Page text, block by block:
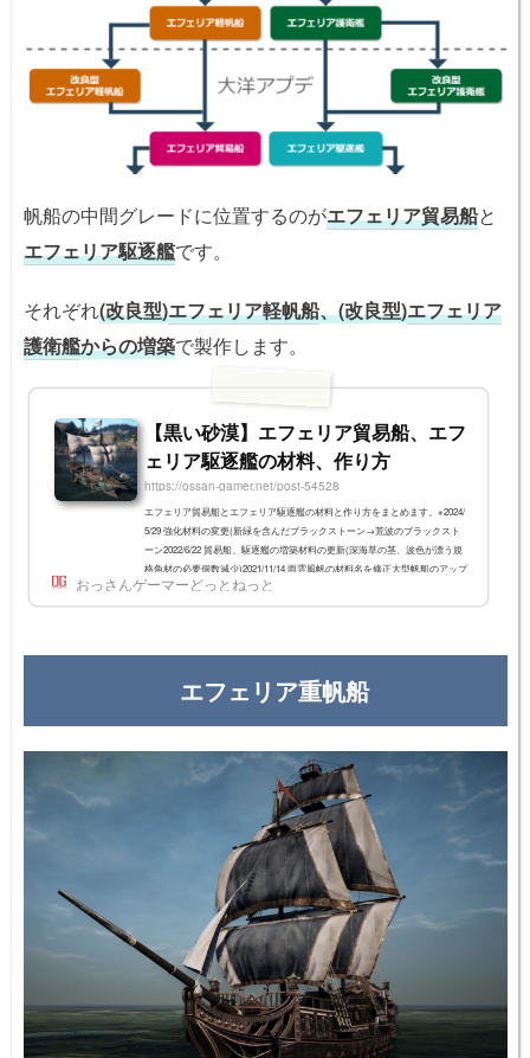
帆船の中間グレードに位置するのがエフェリア貿易船と
エフェリア駆逐艦です。
それぞれ(改良型)エフェリア軽帆船、(改良型)エフェリア
護衛艦からの増築で製作します。
【黒い砂漠】エフェリア貿易船、エフ
ェリア駆逐艦の材料、作り方
https://ossan-gamer.net/post-54528
エフェリア貿易船とエフェリア駆逐艦の材料と作り方をまとめます。※2024/
5/29 強化材料の変更(新緑を含んだブラックストーン→荒波のブラックスト
ーン2022/6/22 貿易船、駆逐艦の増築材料の更新(深海草の茎、波色が漂う規
格角材の必要個数減少)2021/11/14 雨雲風帆の材料名を修正大型帆船のアップ
グレードツリーエフェリア貿易船とエフェリア駆逐艦は、帆船系の中間的な
ポジションの船です。 エフェリア軽帆船 > エフェリア貿易船 エフェリア護
おっさんゲーマーどっとねっと
エフェリア重帆船